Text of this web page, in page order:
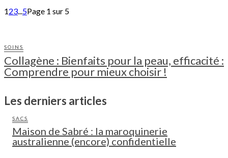
123...5Page 1 sur 5
SOINS
Collagène : Bienfaits pour la peau, efficacité :
Comprendre pour mieux choisir !
Les derniers articles
SACS
Maison de Sabré : la maroquinerie
australienne (encore) confidentielle